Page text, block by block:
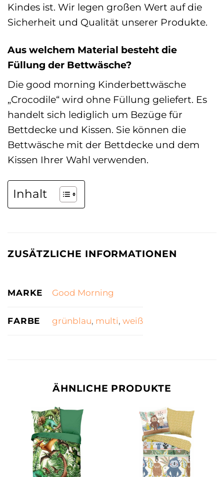
Kindes ist. Wir legen großen Wert auf die
Sicherheit und Qualität unserer Produkte.
Aus welchem Material besteht die
Füllung der Bettwäsche?
Die good morning Kinderbettwäsche
„Crocodile“ wird ohne Füllung geliefert. Es
handelt sich lediglich um Bezüge für
Bettdecke und Kissen. Sie können die
Bettwäsche mit der Bettdecke und dem
Kissen Ihrer Wahl verwenden.
Inhalt
ZUSÄTZLICHE INFORMATIONEN
MARKE Good Morning
FARBE grünblau, multi, weiß
ÄHNLICHE PRODUKTE